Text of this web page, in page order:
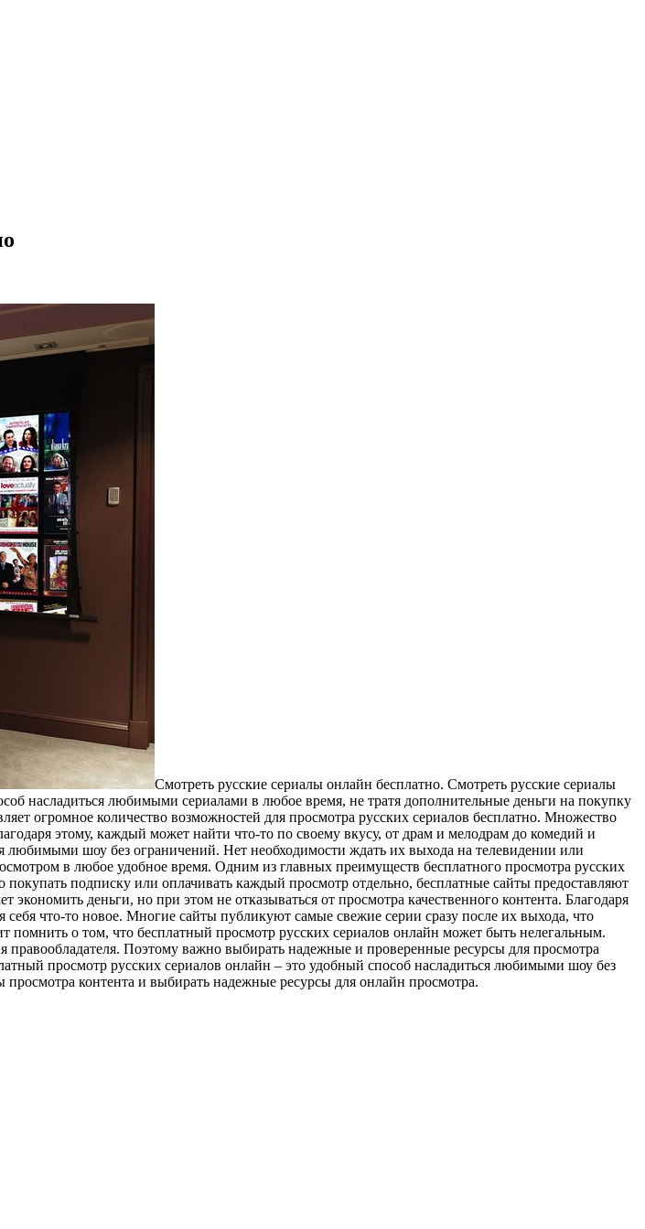
Смoтрeть русскиe сeриaлы онлайн бесплатно. Смотреть русские сериалы
насладиться любимыми сериалами в любое время, не тратя дополнительные деньги на покупку
огромное количество возможностей для просмотра русских сериалов бесплатно. Множество
этому, каждый может найти что-то по своему вкусу, от драм и мелодрам до комедий и
любимыми шоу без ограничений. Нет необходимости ждать их выхода на телевидении или
в любое удобное время. Одним из главных преимуществ бесплатного просмотра русских
подписку или оплачивать каждый просмотр отдельно, бесплатные сайты предоставляют
деньги, но при этом не отказываться от просмотра качественного контента. Благодаря
что-то новое. Многие сайты публикуют самые свежие серии сразу после их выхода, что
помнить о том, что бесплатный просмотр русских сериалов онлайн может быть нелегальным.
правообладателя. Поэтому важно выбирать надежные и проверенные ресурсы для просмотра
просмотр русских сериалов онлайн – это удобный способ насладиться любимыми шоу без
контента и выбирать надежные ресурсы для онлайн просмотра.